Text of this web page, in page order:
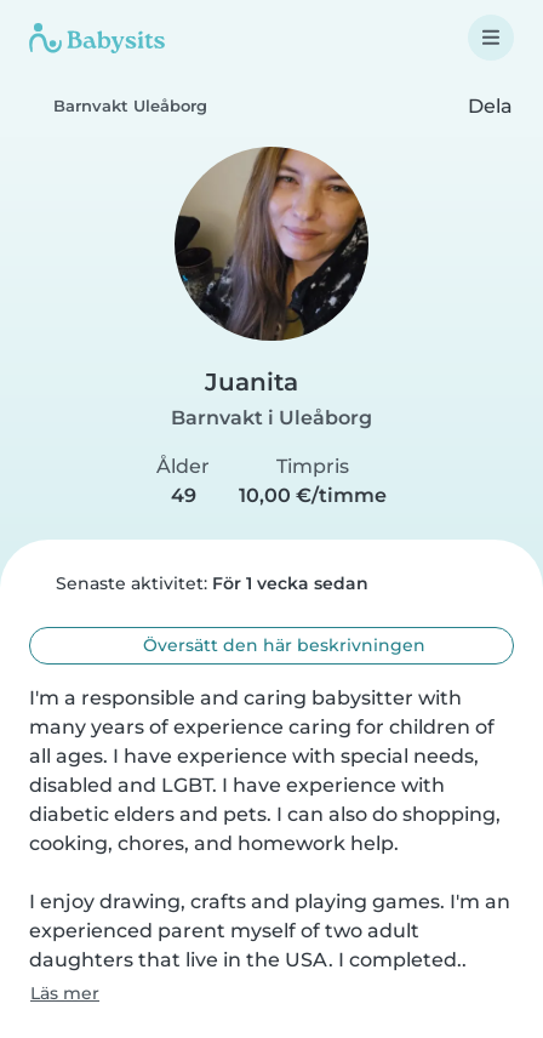
Barnvakt Uleåborg Dela
Juanita
Barnvakt i Uleåborg
Ålder
49
Timpris
10,00 €/timme
Senaste aktivitet: För 1 vecka sedan
Översätt den här beskrivningen
I'm a responsible and caring babysitter with
many years of experience caring for children of
all ages. I have experience with special needs,
disabled and LGBT. I have experience with
diabetic elders and pets. I can also do shopping,
cooking, chores, and homework help.
I enjoy drawing, crafts and playing games. I'm an
experienced parent myself of two adult
daughters that live in the USA. I completed..
Läs mer